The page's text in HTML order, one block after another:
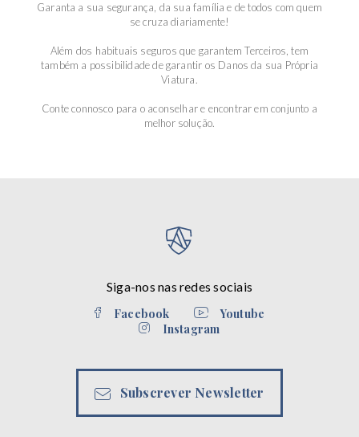
Garanta a sua segurança, da sua família e de todos com quem
se cruza diariamente!
Além dos habituais seguros que garantem Terceiros, tem
também a possibilidade de garantir os Danos da sua Própria
Viatura.
Conte connosco para o aconselhar e encontrar em conjunto a
melhor solução.
Siga-nos nas redes sociais
Facebook
Youtube
Instagram
Subscrever Newsletter